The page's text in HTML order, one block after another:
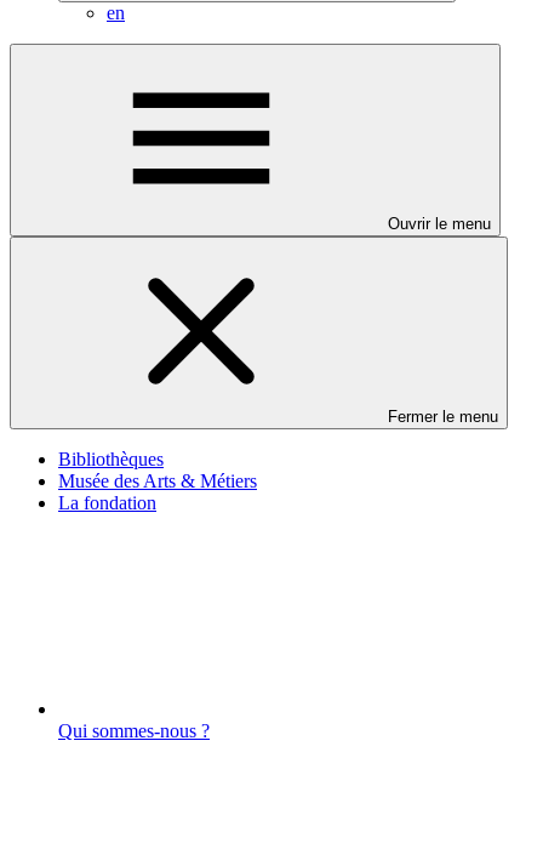
en
Ouvrir le menu
Fermer le menu
Bibliothèques
Musée des Arts & Métiers
La fondation
Qui sommes-nous ?